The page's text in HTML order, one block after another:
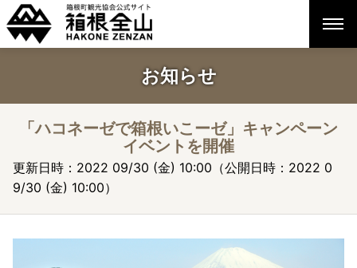
お知らせ
「ハコネーゼで箱根いこーゼ」キャンペーン
イベントを開催
更新日時：2022 09/30 (金) 10:00（公開日時：2022 0
9/30 (金) 10:00）